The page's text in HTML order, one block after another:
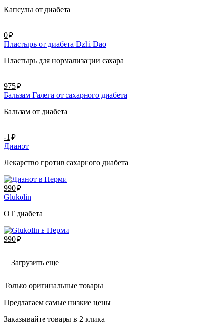
Капсулы от диабета
0руб.
Пластырь от диабета Dzhi Dao
Пластырь для нормализации сахара
975руб.
Бальзам Галега от сахарного диабета
Бальзам от диабета
-1 руб.
Дианот
Лекарство против сахарного диабета
990руб.
Glukolin
ОТ диабета
990руб.
Загрузить еще
Только оригинальные товары
Предлагаем самые низкие цены
Заказывайте товары в 2 клика